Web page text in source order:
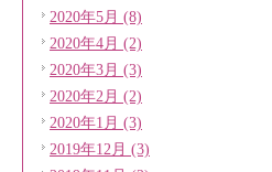
2020年5月 (8)
2020年4月 (2)
2020年3月 (3)
2020年2月 (2)
2020年1月 (3)
2019年12月 (3)